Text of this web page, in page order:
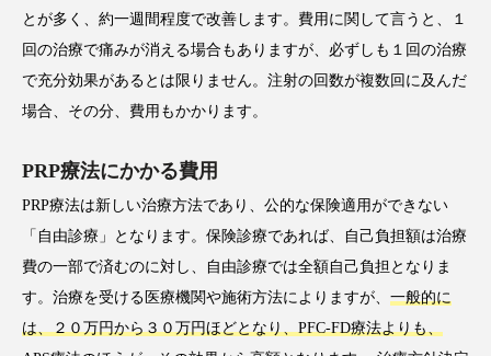
とが多く、約一週間程度で改善します。費用に関して言うと、１
回の治療で痛みが消える場合もありますが、必ずしも１回の治療
で充分効果があるとは限りません。注射の回数が複数回に及んだ
場合、その分、費用もかかります。
PRP療法にかかる費用
PRP療法は新しい治療方法であり、公的な保険適用ができない
「自由診療」となります。保険診療であれば、自己負担額は治療
費の一部で済むのに対し、自由診療では全額自己負担となりま
す。治療を受ける医療機関や施術方法によりますが、 一般的に
は、２０万円から３０万円ほどとなり、PFC-FD療法よりも、